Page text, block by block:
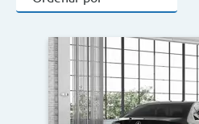
Novo, Usado, ...
Sedan
Marcas